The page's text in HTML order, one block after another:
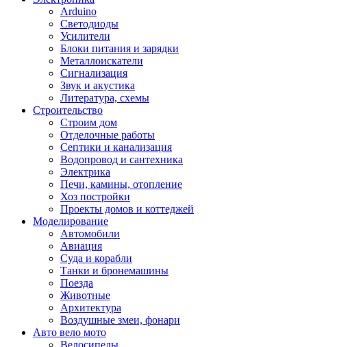
Arduino
Светодиоды
Усилители
Блоки питания и зарядки
Металлоискатели
Сигнализация
Звук и акустика
Литература, схемы
Строительство
Строим дом
Отделочные работы
Септики и канализация
Водопровод и сантехника
Электрика
Печи, камины, отопление
Хоз постройки
Проекты домов и коттеджей
Моделирование
Автомобили
Авиация
Суда и корабли
Танки и бронемашины
Поезда
Животные
Архитектура
Воздушные змеи, фонари
Авто вело мото
Велосипеды